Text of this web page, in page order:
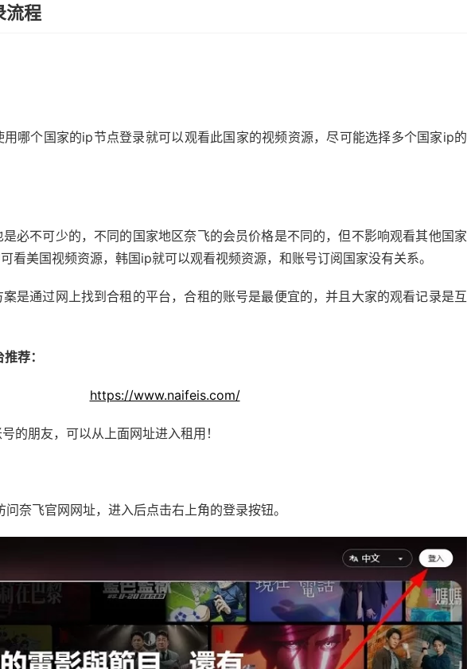
流程
哪个国家的ip节点登录就可以观看此国家的视频资源，尽可能选择多个国家ip的
必不可少的，不同的国家地区奈飞的会员价格是不同的，但不影响观看其他国家
看美国视频资源，韩国ip就可以观看视频资源，和账号订阅国家没有关系。
是通过网上找到合租的平台，合租的账号是最便宜的，并且大家的观看记录是互
荐：
https://www.naifeis.com/
的朋友，可以从上面网址进入租用！
奈飞官网网址，进入后点击右上角的登录按钮。